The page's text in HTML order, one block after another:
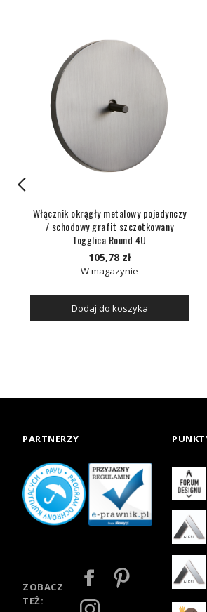
Włącznik okrągły metalowy pojedynczy
/ schodowy grafit szczotkowany
Togglica Round 4U
105,78 zł
W magazynie
Dodaj do koszyka
PARTNERZY
ZOBACZ
TEŻ: